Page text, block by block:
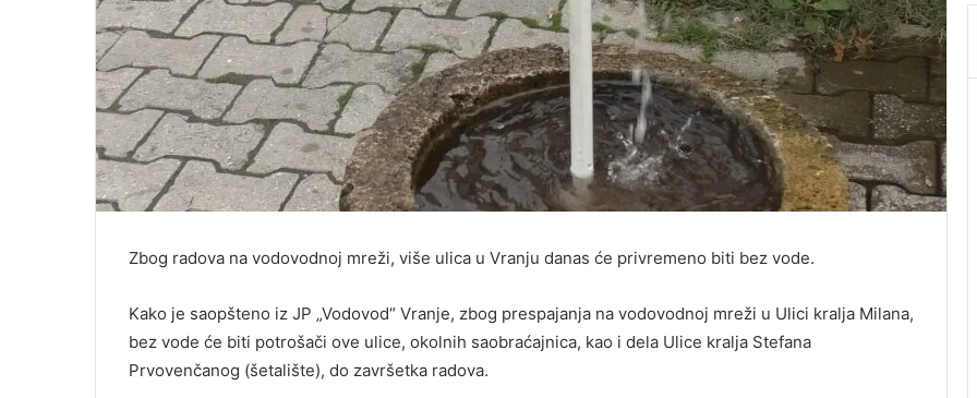
Zbog radova na vodovodnoj mreži, više ulica u Vranju danas će privremeno biti bez vode.
Kako je saopšteno iz JP „Vodovod“ Vranje, zbog prespajanja na vodovodnoj mreži u Ulici kralja Milana,
bez vode će biti potrošači ove ulice, okolnih saobraćajnica, kao i dela Ulice kralja Stefana
Prvovenčanog (šetalište), do završetka radova.